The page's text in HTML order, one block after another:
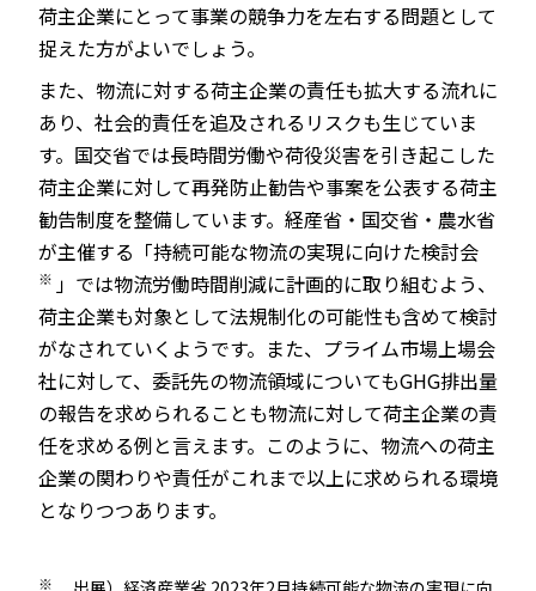
荷主企業にとって事業の競争力を左右する問題として
捉えた方がよいでしょう。
また、物流に対する荷主企業の責任も拡大する流れに
あり、社会的責任を追及されるリスクも生じていま
す。国交省では長時間労働や荷役災害を引き起こした
荷主企業に対して再発防止勧告や事案を公表する荷主
勧告制度を整備しています。経産省・国交省・農水省
が主催する「持続可能な物流の実現に向けた検討会
※ 」では物流労働時間削減に計画的に取り組むよう、
荷主企業も対象として法規制化の可能性も含めて検討
がなされていくようです。また、プライム市場上場会
社に対して、委託先の物流領域についてもGHG排出量
の報告を求められることも物流に対して荷主企業の責
任を求める例と言えます。このように、物流への荷主
企業の関わりや責任がこれまで以上に求められる環境
となりつつあります。
※